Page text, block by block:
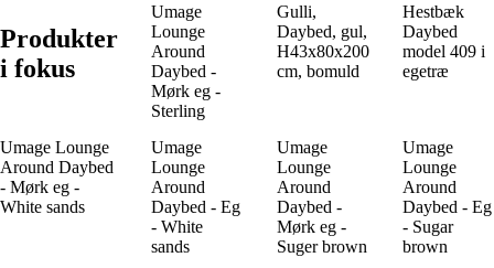
Produkter
i fokus
Umage
Lounge
Around
Daybed -
Mørk eg -
Sterling
Gulli,
Daybed, gul,
H43x80x200
cm, bomuld
Hestbæk
Daybed
model 409 i
egetræ
Umage Lounge
Around Daybed
- Mørk eg -
White sands
Umage
Lounge
Around
Daybed - Eg
- White
sands
Umage
Lounge
Around
Daybed -
Mørk eg -
Suger brown
Umage
Lounge
Around
Daybed - Eg
- Sugar
brown